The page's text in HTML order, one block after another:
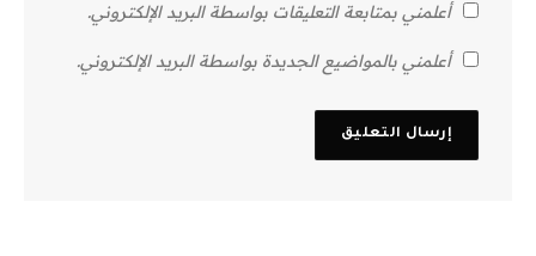
أعلمني بمتابعة التعليقات بواسطة البريد الإلكتروني.
أعلمني بالمواضيع الجديدة بواسطة البريد الإلكتروني.